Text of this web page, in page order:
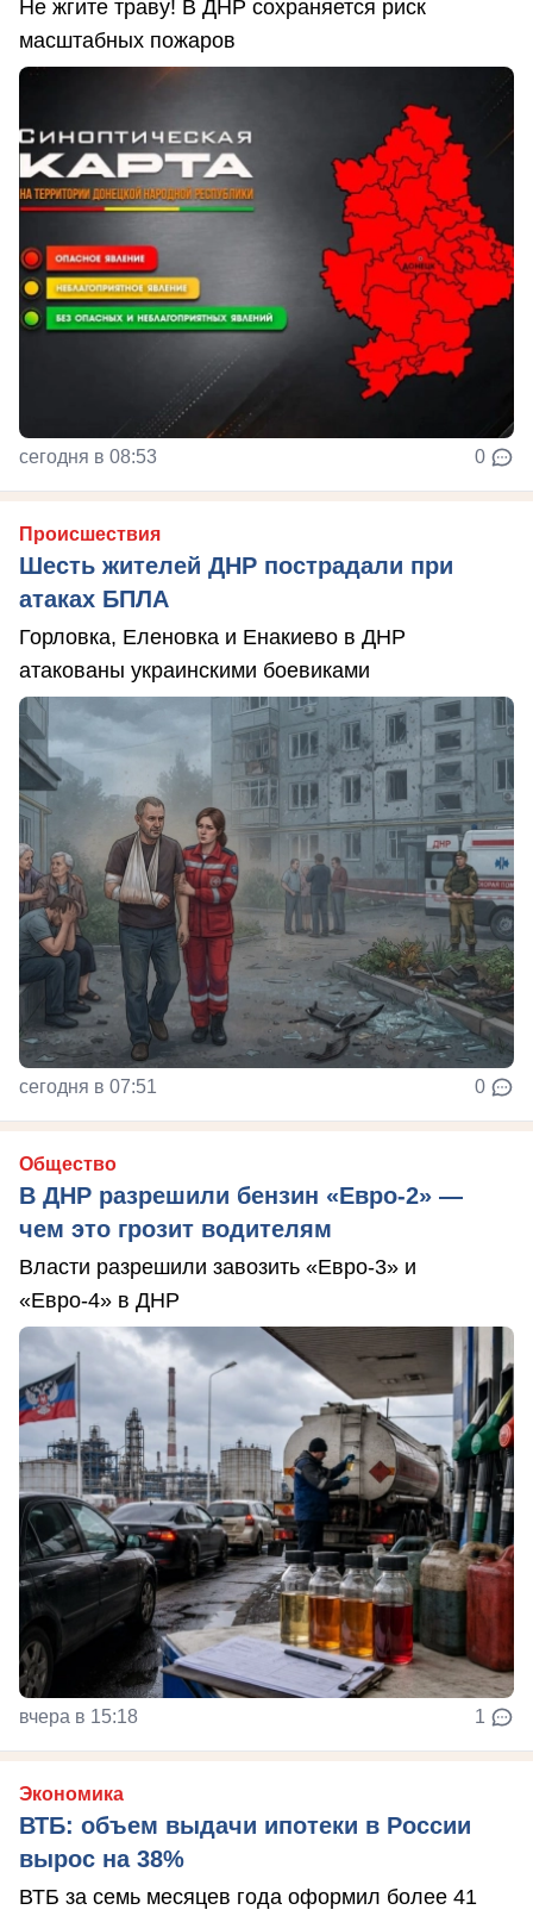
Не жгите траву! В ДНР сохраняется риск
масштабных пожаров
сегодня в 08:53 0
Происшествия
Шесть жителей ДНР пострадали при
атаках БПЛА
Горловка, Еленовка и Енакиево в ДНР
атакованы украинскими боевиками
сегодня в 07:51 0
Общество
В ДНР разрешили бензин «Евро-2» —
чем это грозит водителям
Власти разрешили завозить «Евро-3» и
«Евро-4» в ДНР
вчера в 15:18 1
Экономика
ВТБ: объем выдачи ипотеки в России
вырос на 38%
ВТБ за семь месяцев года оформил более 41